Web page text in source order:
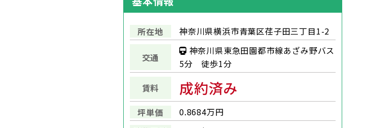
所在地 神奈川県横浜市青葉区荏子田三丁目1-2
交通
神奈川県東急田園都市線あざみ野バス
5分 徒歩1分
賃料
成約済み
坪単価
0.8684万円